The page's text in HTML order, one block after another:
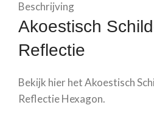
Beschrijving
Akoestisch
Reflectie
Bekijk hier het Akoestisch
ReflectieHexagon.